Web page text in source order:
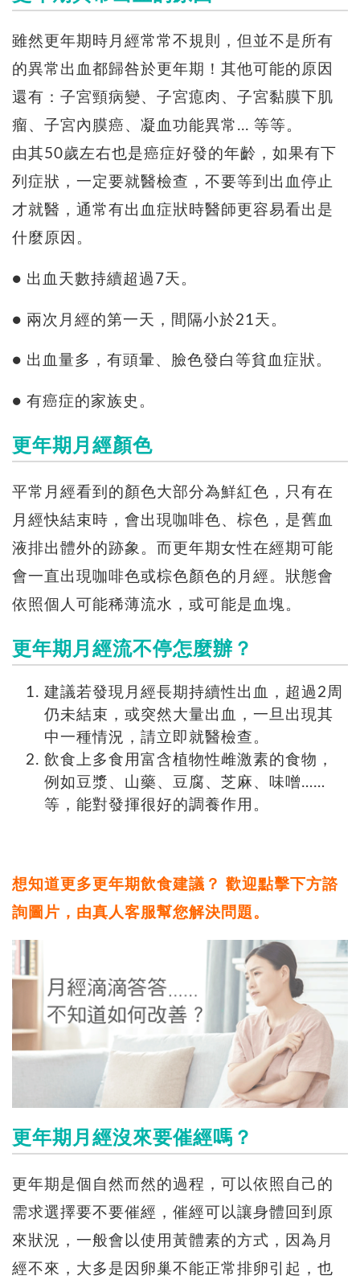
雖然更年期時月經常常不規則，但並不是所有
的異常出血都歸咎於更年期！其他可能的原因
還有：子宮頸病變、子宮瘜肉、子宮黏膜下肌
瘤、子宮內膜癌、凝血功能異常... 等等。
由其50歲左右也是癌症好發的年齡，如果有下
列症狀，一定要就醫檢查，不要等到出血停止
才就醫，通常有出血症狀時醫師更容易看出是
什麼原因。
● 出血天數持續超過7天。
● 兩次月經的第一天，間隔小於21天。
● 出血量多，有頭暈、臉色發白等貧血症狀。
● 有癌症的家族史。
更年期月經顏色
平常月經看到的顏色大部分為鮮紅色，只有在
月經快結束時，會出現咖啡色、棕色，是舊血
液排出體外的跡象。而更年期女性在經期可能
會一直出現咖啡色或棕色顏色的月經。狀態會
依照個人可能稀薄流水，或可能是血塊。
更年期月經流不停怎麼辦？
建議若發現月經長期持續性出血，超過2周
仍未結束，或突然大量出血，一旦出現其
中一種情況，請立即就醫檢查。
飲食上多食用富含植物性雌激素的食物，
例如豆漿、山藥、豆腐、芝麻、味噌……
等，能對發揮很好的調養作用。
想知道更多更年期飲食建議？ 歡迎點擊下方諮
詢圖片，由真人客服幫您解決問題。
更年期月經沒來要催經嗎？
更年期是個自然而然的過程，可以依照自己的
需求選擇要不要催經，催經可以讓身體回到原
來狀況，一般會以使用黃體素的方式，因為月
經不來，大多是因卵巢不能正常排卵引起，也